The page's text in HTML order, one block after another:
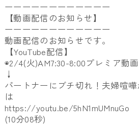
ーーーーーーーーーーーー
【動画配信のお知らせ】
ーーーーーーーーーーーー
動画配信のお知らせです。
【YouTube配信】
◉2/4(火)AM7:30-8:00プレミア動
↓
パートナーにブチ切れ！夫婦喧
は
https://youtu.be/5hN1mUMnuGo
(10分08秒)